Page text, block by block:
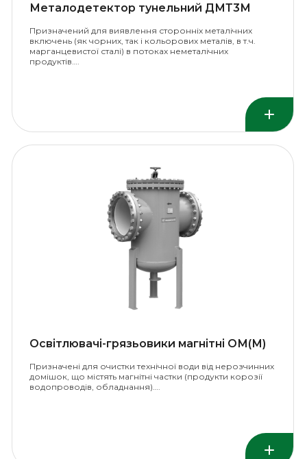
Металодетектор тунельний ДМТ3М
Призначений для виявлення сторонніх металічних
включень (як чорних, так і кольорових металів, в т.ч.
марганцевистої сталі) в потоках неметалічних
продуктів….
Освітлювачі-грязьовики магнітні ОМ(М)
Призначені для очистки технічної води від нерозчинних
домішок, що містять магнітні частки (продукти корозії
водопроводів, обладнання)….